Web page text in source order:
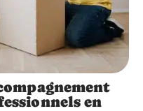
en